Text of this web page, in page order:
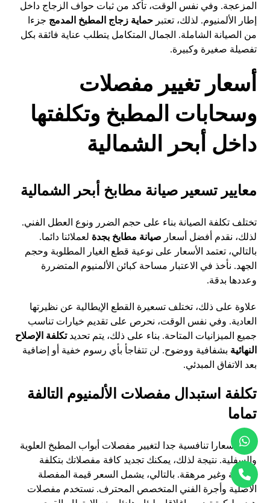
المزعجة. وفي نفس الوقت، تأكد من ثبات حواف الزجاج داخل
إطار الألمنيوم. لذلك، تعتبرحماية زجاج المطبخ المدمج جزءا
من الصيانة الشاملة. الجمال المتكامل يتطلب عناية فائقة بكل
تفصيلة صغيرة وكبيرة.
أسعار تغيير مفصلات
وسحابات المطبخ وتكلفتها
داخل أبحر الشمالية
معايير تسعير صيانة مطابخ أبحر الشمالية
تختلف تكلفة الصيانة بناء على حجم الضرر ونوع العطل الفني.
لذلك، نقدم أفضل أسعار صيانة مطابخ بجدة لعملائنا دائما.
بالتالي، تعتمد الأسعار على نوعية قطع الغيار المطلوبة وحجم
الجهد. نأخذ في الاعتبار مساحة كبائن الألمنيوم المتضررة
وعددها بدقة.
علاوة على ذلك، تختلف تسعيرة القطع الإيطالية عن نظيرتها
العادية. وفي نفس الوقت، نحرص على تقديم خيارات تناسب
جميع الميزانيات المتاحة. بناء على ذلك، يتم تحديدتكلفة الإصلاح
النهائية بشفافية ووضوح. لن تتفاجأ بأي رسوم خفية أو إضافية
بعد الاتفاق المبدئي.
تكلفة استبدال مفصلات الألمنيوم التالفة
تماما
نقدم أسعارا تنافسية جدا لتغيير مفصلات أبواب المطبخ العلوية
والسفلية. نتيجة لذلك، يمكنك تجديد كافة مفصلاتك بتكلفة
معقولة وغير مرهقة. بالتالي، يشمل السعر قيمة المفصلة
الأصلية وأجرة الفني المتخصص المحترف. نستخدم مفصلات